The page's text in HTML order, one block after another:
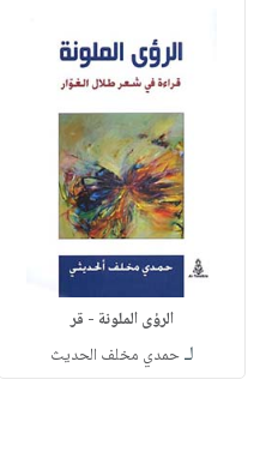
الرؤى الملونة - قر
لـحمدي مخلف الحديث